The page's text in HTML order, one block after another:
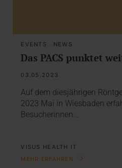
EVENTS · NEWS
Das PACS punktet
03.05.2023
Auf dem diesjährigen
2023 Mai in Wiesbaden
Besucherinnen…
VISUS HEALTH IT
MEHR ERFAHREN